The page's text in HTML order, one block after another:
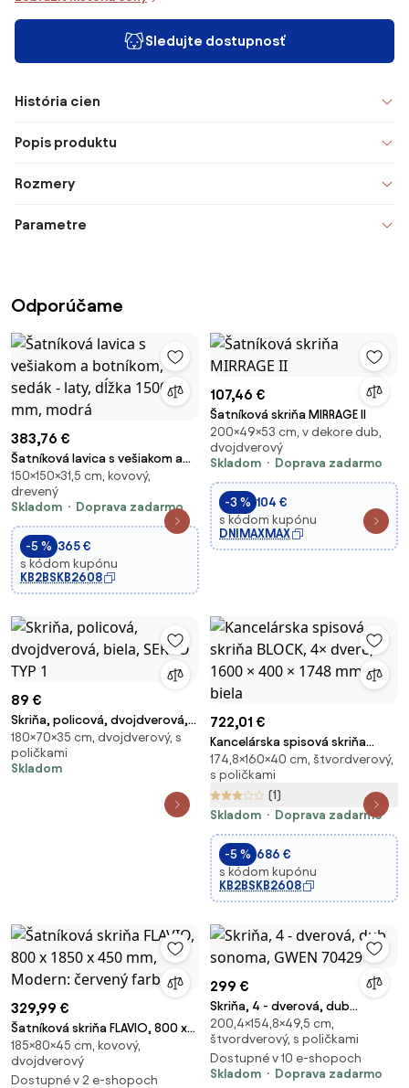
Sledujte dostupnosť
História cien
Popis produktu
Rozmery
Parametre
Odporúčame
383,76 €
Šatníková lavica s vešiakom a
botníkom, sedák - laty, dĺžka
1500 mm, modrá
150×150×31,5 cm, kovový,
drevený
Skladom
Doprava zadarmo
-5 % 365 €
s kódom kupónu
KB2BSKB2608
107,46 €
Šatníková skriňa MIRRAGE II
200×49×53 cm, v dekore dub,
dvojdverový
Skladom
Doprava zadarmo
-3 % 104 €
s kódom kupónu
DNIMAXMAX
89 €
Skriňa, policová, dvojdverová,
biela, SERVO TYP 1
180×70×35 cm, dvojdverový, s
poličkami
Skladom
722,01 €
Kancelárska spisová skriňa
BLOCK, 4× dvere, 1600 × 400 ×
1748 mm, biela
174,8×160×40 cm, štvordverový,
s poličkami
(1)
Skladom
Doprava zadarmo
-5 % 686 €
s kódom kupónu
KB2BSKB2608
329,99 €
Šatníková skriňa FLAVIO, 800 x
1850 x 450 mm, Modern:
červený farba
185×80×45 cm, kovový,
dvojdverový
Dostupné v 2 e-shopoch
299 €
Skriňa, 4 - dverová, dub
sonoma, GWEN 70429
200,4×154,8×49,5 cm,
štvordverový, s poličkami
Dostupné v 10 e-shopoch
Skladom
Doprava zadarmo